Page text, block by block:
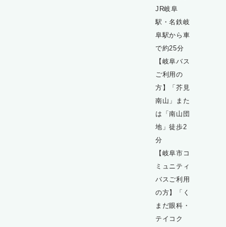
JR岐阜
駅・名鉄岐
阜駅から車
で約25分
【岐阜バス
ご利用の
方】「芥見
南山」また
は「南山団
地」徒歩2
分
【岐阜市コ
ミュニティ
バスご利用
の方】「く
まだ眼科・
テイコク